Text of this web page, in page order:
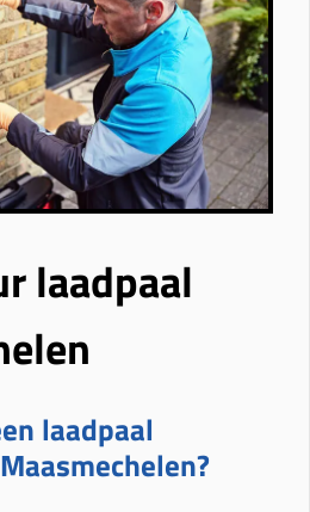
laadpaal
laadpaal